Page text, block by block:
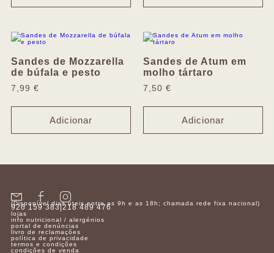
Sandes de Mozzarella
de búfala e pesto
7,99 €
Adicionar
Sandes de Atum em
molho tártaro
7,50 €
Adicionar
926 159 383|218 489 476
(Disponível dias úteis entre as 9h e as 18h; chamada rede fixa nacional)
lojas
info nutricional / alergénios
portal de denúncias
livro de reclamações
política de privacidade
termos e condições
condições de venda